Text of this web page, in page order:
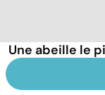
Une abeille le